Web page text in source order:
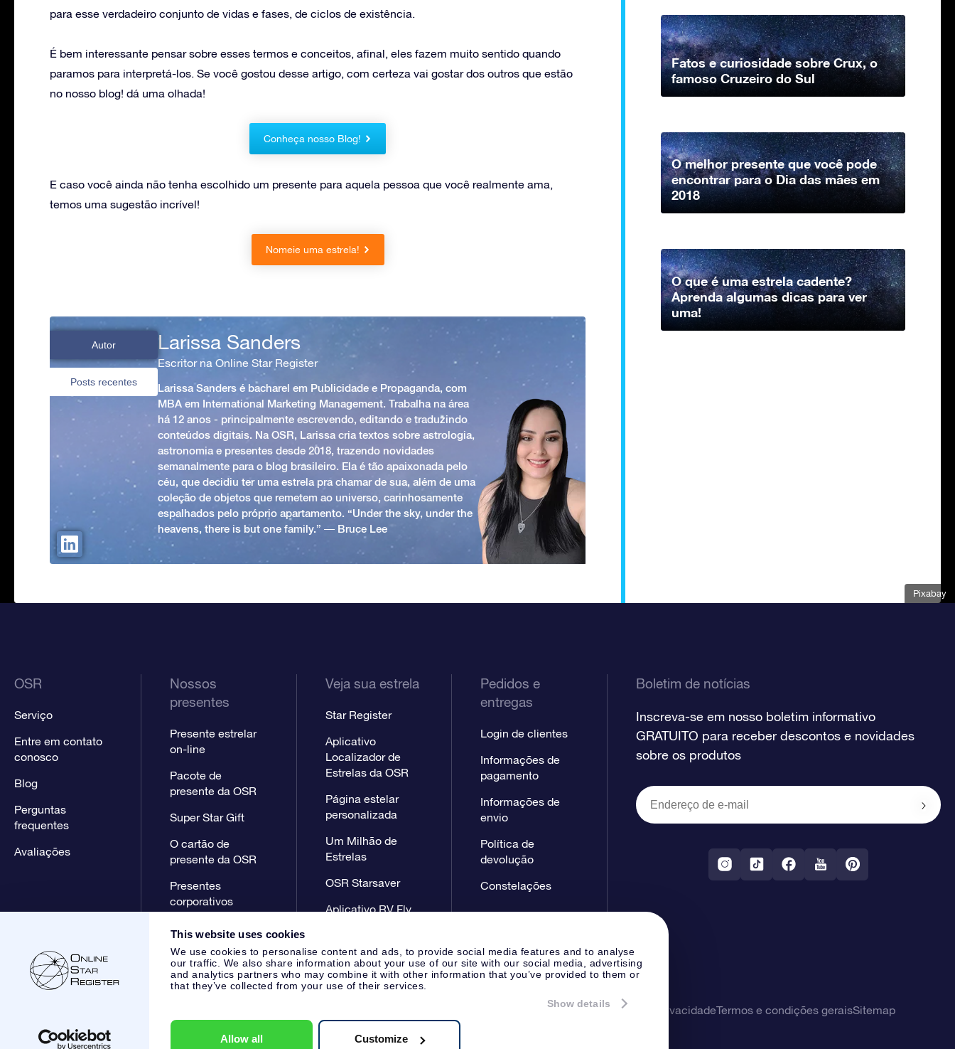
This website uses cookies
We use cookies to personalise content and ads, to provide social media features and to analyse
our traffic. We also share information about your use of our site with our social media, advertising
and analytics partners who may combine it with other information that you’ve provided to them or
that they’ve collected from your use of their services.
Show details
Allow all Customize
Pixabay
para esse verdadeiro conjunto de vidas e fases, de ciclos de existência.
É bem interessante pensar sobre esses termos e conceitos, afinal, eles fazem muito sentido quando
paramos para interpretá-los. Se você gostou desse artigo, com certeza vai gostar dos outros que estão
no nosso blog! dá uma olhada!
Conheça nosso Blog!
E caso você ainda não tenha escolhido um presente para aquela pessoa que você realmente ama,
temos uma sugestão incrível!
Nomeie uma estrela!
Autor
Posts recentes
Larissa Sanders
Escritor na Online Star Register
Larissa Sanders é bacharel em Publicidade e Propaganda, com
MBA em International Marketing Management. Trabalha na área
há 12 anos - principalmente escrevendo, editando e traduzindo
conteúdos digitais. Na OSR, Larissa cria textos sobre astrologia,
astronomia e presentes desde 2018, trazendo novidades
semanalmente para o blog brasileiro. Ela é tão apaixonada pelo
céu, que decidiu ter uma estrela pra chamar de sua, além de uma
coleção de objetos que remetem ao universo, carinhosamente
espalhados pelo próprio apartamento. “Under the sky, under the
heavens, there is but one family.” ― Bruce Lee
Fatos e curiosidade sobre Crux, o
famoso Cruzeiro do Sul
O melhor presente que você pode
encontrar para o Dia das mães em
2018
O que é uma estrela cadente?
Aprenda algumas dicas para ver
uma!
OSR
Serviço
Entre em contato
conosco
Blog
Perguntas
frequentes
Avaliações
Nossos
presentes
Presente estrelar
on-line
Pacote de
presente da OSR
Super Star Gift
O cartão de
presente da OSR
Presentes
corporativos
Veja sua estrela
Star Register
Aplicativo
Localizador de
Estrelas da OSR
Página estelar
personalizada
Um Milhão de
Estrelas
OSR Starsaver
Aplicativo RV Fly
Pedidos e
entregas
Login de clientes
Informações de
pagamento
Informações de
envio
Política de
devolução
Constelações
Boletim de notícias
Inscreva-se em nosso boletim informativo
GRATUITO para receber descontos e novidades
sobre os produtos
Atendimento ao cliente:
KVK: 60333553, VAT: NL 8538.62.722B01
Página de imprensaDeclaração de privacidadeTermos e condições geraisSitemap